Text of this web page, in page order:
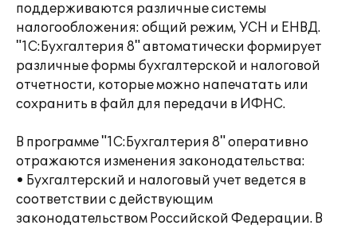
поддерживаются различные системы
налогообложения: общий режим, УСН и ЕНВД.
"1С:Бухгалтерия 8" автоматически формирует
различные формы бухгалтерской и налоговой
отчетности, которые можно напечатать или
сохранить в файл для передачи в ИФНС.
В программе "1С:Бухгалтерия 8" оперативно
отражаются изменения законодательства:
• Бухгалтерский и налоговый учет ведется в
соответствии с действующим
законодательством Российской Федерации. В